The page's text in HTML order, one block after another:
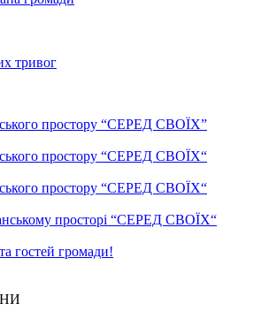
тривог
простору “СЕРЕД СВОЇХ”
простору “СЕРЕД СВОЇХ“
простору “СЕРЕД СВОЇХ“
просторі “СЕРЕД СВОЇХ“
гостей громади!